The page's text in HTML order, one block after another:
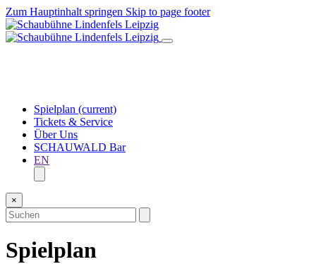
Zum Hauptinhalt springen Skip to page footer
Spielplan (current)
Tickets & Service
Über Uns
SCHAUWALD Bar
EN
×
Spielplan